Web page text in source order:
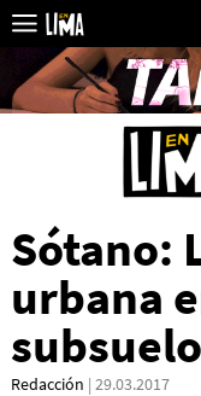
Sótano:
urbana
subsuelo
Redacción | 29.03.2017